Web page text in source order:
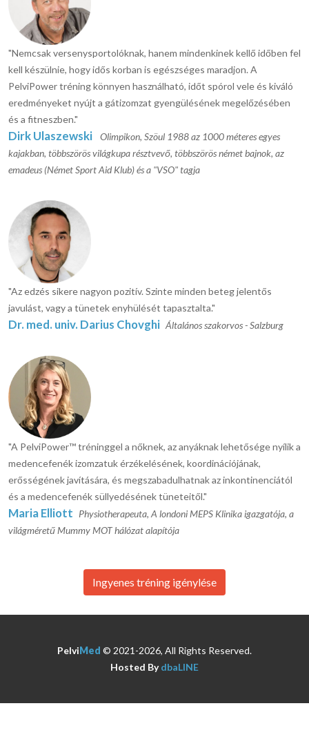
"Nemcsak versenysportolóknak, hanem mindenkinek kellő időben fel
kell készülnie, hogy idős korban is egészséges maradjon. A
PelviPower tréning könnyen használható, időt spórol vele és kiváló
eredményeket nyújt a gátizomzat gyengülésének megelőzésében
és a fitneszben."
Dirk Ulaszewski
Olimpikon, Szöul 1988 az 1000 méteres egyes
kajakban, többszörös világkupa résztvevő, többszörös német bajnok, az
emadeus (Német Sport Aid Klub) és a "VSO" tagja
"Az edzés sikere nagyon pozitív. Szinte minden beteg jelentős
javulást, vagy a tünetek enyhülését tapasztalta."
Dr. med. univ. Darius Chovghi Általános szakorvos - Salzburg
"A PelviPower™ tréninggel a nőknek, az anyáknak lehetősége nyílik a
medencefenék izomzatuk érzékelésének, koordinációjának,
erősségének javítására, és megszabadulhatnak az inkontinenciától
és a medencefenék süllyedésének tüneteitől."
Maria Elliott Physiotherapeuta, A londoni MEPS Klinika igazgatója, a
világméretű Mummy MOT hálózat alapítója
Ingyenes tréning igénylése
PelviMed © 2021-2026, All Rights Reserved.
Hosted BydbaLINE